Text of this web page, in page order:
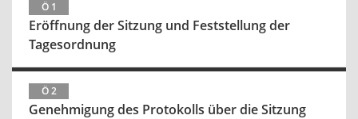
Ö 1
Eröffnung der Sitzung und Feststellung der
Tagesordnung
Ö 2
Genehmigung des Protokolls über die Sitzung